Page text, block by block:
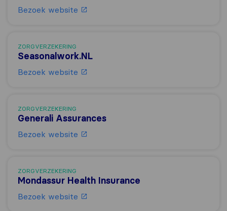
Bezoek website
ZORGVERZEKERING
Seasonalwork.NL
Bezoek website
ZORGVERZEKERING
Generali Assurances
Bezoek website
ZORGVERZEKERING
Mondassur Health Insurance
Bezoek website